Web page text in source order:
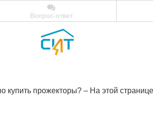
Вопрос-ответ
купить прожекторы? – На этой